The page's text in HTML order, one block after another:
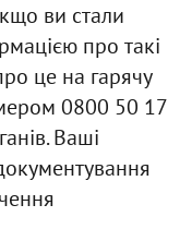
ви стали
про такі
це на гарячу
0800 50 17
Ваші